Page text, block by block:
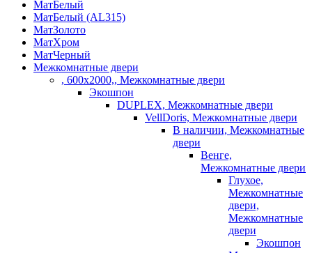
МатБелый
МатБелый (AL315)
МатЗолото
МатХром
МатЧерный
Межкомнатные двери
, 600х2000,, Межкомнатные двери
Экошпон
DUPLEX, Межкомнатные двери
VellDoris, Межкомнатные двери
В наличии, Межкомнатные
двери
Венге,
Межкомнатные двери
Глухое,
Межкомнатные
двери,
Межкомнатные
двери
Экошпон